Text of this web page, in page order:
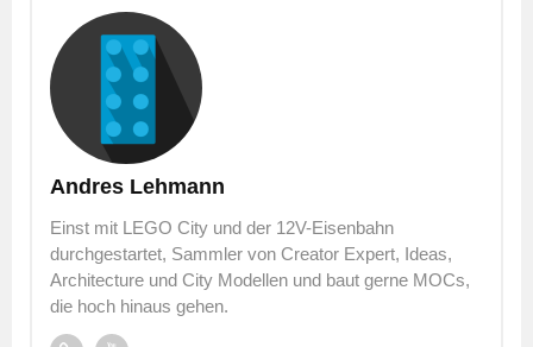
Andres Lehmann
Einst mit LEGO City und der 12V-Eisenbahn
durchgestartet, Sammler von Creator Expert, Ideas,
Architecture und City Modellen und baut gerne MOCs,
die hoch hinaus gehen.